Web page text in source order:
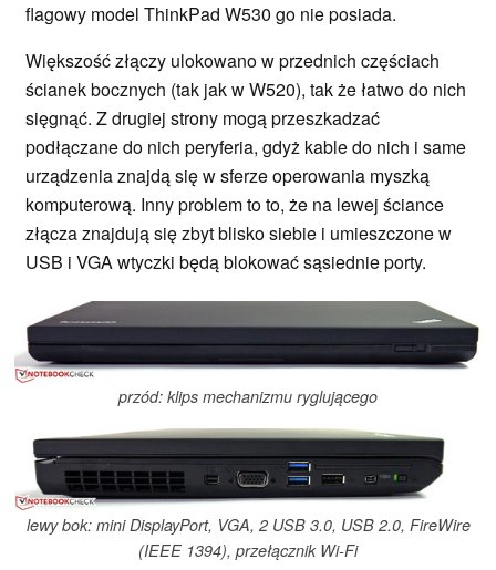
flagowy model ThinkPad W530 go nie posiada.
Większość złączy ulokowano w przednich częściach
ścianek bocznych (tak jak w W520), tak że łatwo do nich
sięgnąć. Z drugiej strony mogą przeszkadzać
podłączane do nich peryferia, gdyż kable do nich i same
urządzenia znajdą się w sferze operowania myszką
komputerową. Inny problem to to, że na lewej ściance
złącza znajdują się zbyt blisko siebie i umieszczone w
USB i VGA wtyczki będą blokować sąsiednie porty.
przód: klips mechanizmu ryglującego
lewy bok: mini DisplayPort, VGA, 2 USB 3.0, USB 2.0, FireWire
(IEEE 1394), przełącznik Wi-Fi